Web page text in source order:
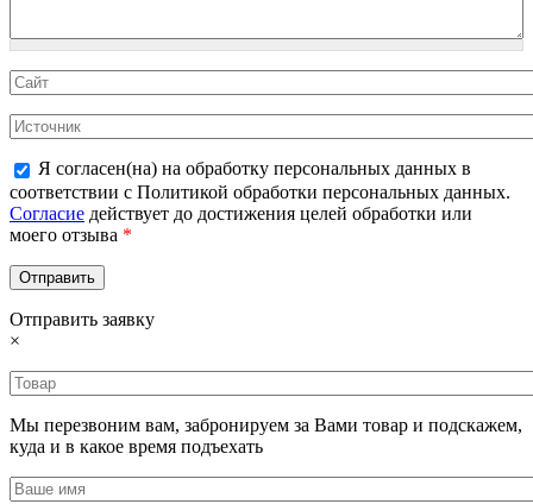
Я согласен(на) на обработку персональных данных в
соответствии с Политикой обработки персональных данных.
Согласие действует до достижения целей обработки или
моего отзыва *
Отправить заявку
×
Мы перезвоним вам, забронируем за Вами товар и подскажем,
куда и в какое время подъехать